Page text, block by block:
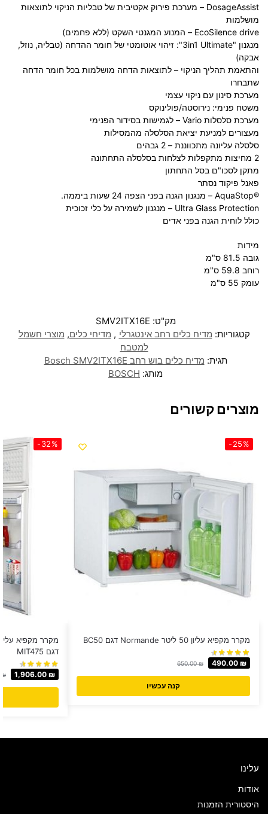
DosageAssist – מערכת פירוק אקטיבית של טבליות הניקוי לתוצאות
מושלמות
EcoSilence drive – המנוע המגנטי השקט (ללא פחמים)
מנגנון "3in1 Ultimate": זיהוי אוטומטי של חומר ההדחה (טבליה, נוזל,
אבקה)
והתאמת תהליך הניקוי – לתוצאות הדחה מושלמות בכל חומר הדחה
שתבחרו
מערכת סינון עם ניקוי עצמי
משטח פנימי: נירוסטה/פולינוקס
מערכת סלסלות Vario – לגמישות בסידור הפנימי
מעצורים למניעת יציאת הסלסלה מהמסילות
סלסלה עליונה מתכווננת – 2 גבהים
2 מחיצות מתקפלות לצלחות בסלסלה התחתונה
מתקן לסכו"ם בסל התחתון
פאנל פיקוד נסתר
®AquaStop – מנגנון הגנה בפני הצפה 24 שעות ביממה.
Ultra Glass Protection – מנגנון לשמירה על כלי זכוכית
כולל לוחית הגנה בפני אדים
מידות
גובה 81.5 ס"מ
רוחב 59.8 ס"מ
עומק 55 ס"מ
מק"ט: SMV2ITX16E
קטגוריות: מדיח כלים רחב אינטגרלי , מדיחי כלים, מוצרי חשמל
למטבח
תגית: מדיח כלים בוש ‏רחב Bosch SMV2ITX16E
מותג: BOSCH
מוצרים קשורים
-25%
מקרר מקפיא עליון ‏50 ‏ליטר Normande דגם BC50
650.00₪ 490.00 ₪
קנה עכשיו
-32%
דגם MIT475
₪ 1,906.00 ₪
עלינו
אודות
היסטורית הזמנות